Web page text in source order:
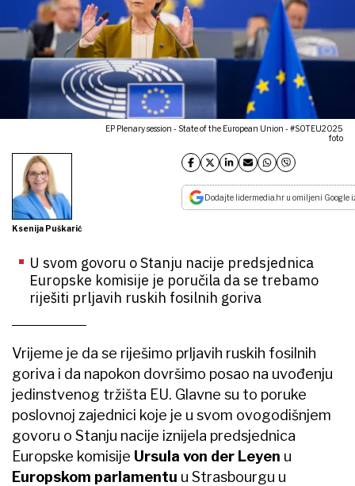
EP Plenary session - State of the European Union - #SOTEU2025
foto
Ksenija Puškarić
Dodajte lidermedia.hr u omiljeni Google
U svom govoru o Stanju nacije predsjednica
Europske komisije je poručila da se trebamo
riješiti prljavih ruskih fosilnih goriva
Vrijeme je da se riješimo prljavih ruskih fosilnih
goriva i da napokon dovršimo posao na uvođenju
jedinstvenog tržišta EU. Glavne su to poruke
poslovnoj zajednici koje je u svom ovogodišnjem
govoru o Stanju nacije iznijela predsjednica
Europske komisije Ursula von der Leyen u
Europskom parlamentu u Strasbourgu u